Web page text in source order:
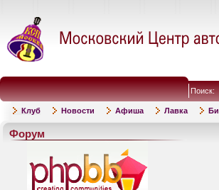
Клуб Новости Афиша Лавка
Форум